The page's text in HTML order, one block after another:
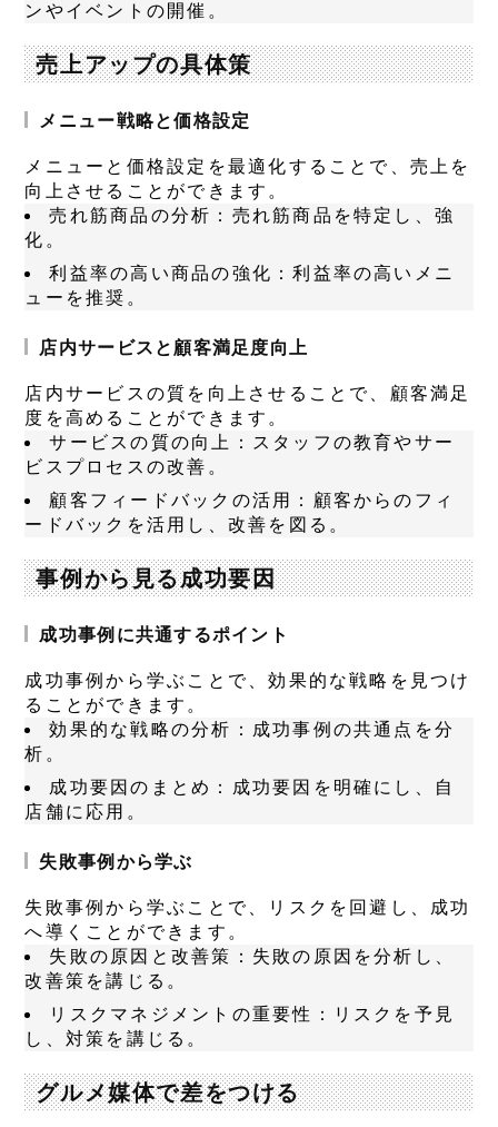
ンやイベントの開催。
売上アップの具体策
メニュー戦略と価格設定
メニューと価格設定を最適化することで、売上を
向上させることができます。
売れ筋商品の分析 ：売れ筋商品を特定し、強
化。
利益率の高い商品の強化 ：利益率の高いメニ
ューを推奨。
店内サービスと顧客満足度向上
店内サービスの質を向上させることで、顧客満足
度を高めることができます。
サービスの質の向上
：スタッフの教育やサー
ビスプロセスの改善。
顧客フィードバックの活用
：顧客からのフィ
ードバックを活用し、改善を図る。
事例から見る成功要因
成功事例に共通するポイント
成功事例から学ぶことで、効果的な戦略を見つけ
ることができます。
効果的な戦略の分析 ：成功事例の共通点を分
析。
成功要因のまとめ ：成功要因を明確にし、自
店舗に応用。
失敗事例から学ぶ
失敗事例から学ぶことで、リスクを回避し、成功
へ導くことができます。
失敗の原因と改善策 ：失敗の原因を分析し、
改善策を講じる。
リスクマネジメントの重要性
：リスクを予見
し、対策を講じる。
グルメ媒体で差をつける